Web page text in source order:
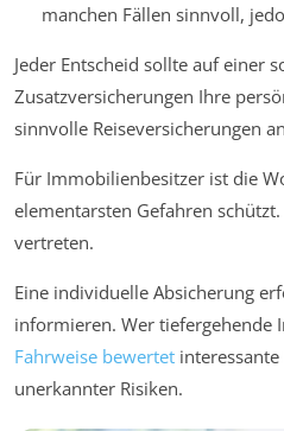
manchen Fällen sinnvoll,
Jeder Entscheid sollte auf einer
Zusatzversicherungen Ihre
sinnvolle Reiseversicherungen
Für Immobilienbesitzer ist die
elementarsten Gefahren
vertreten.
Eine individuelle Absicherung
informieren. Wer
Fahrweise bewertet
unerkannter Risiken.